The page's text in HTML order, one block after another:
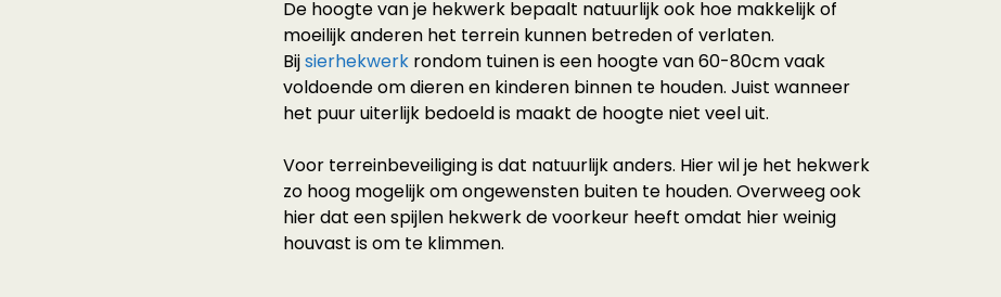
De hoogte van je hekwerk bepaalt natuurlijk ook hoe makkelijk of
moeilijk anderen het terrein kunnen betreden of verlaten.
Bijsierhekwerk rondom tuinen is een hoogte van 60-80cm vaak
voldoende om dieren en kinderen binnen te houden. Juist wanneer
het puur uiterlijk bedoeld is maakt de hoogte niet veel uit.
Voor terreinbeveiliging is dat natuurlijk anders. Hier wil je het hekwerk
zo hoog mogelijk om ongewensten buiten te houden. Overweeg ook
hier dat een spijlen hekwerk de voorkeur heeft omdat hier weinig
houvast is om te klimmen.